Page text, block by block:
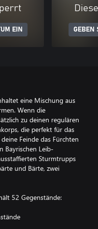
EIN GEBEN
eine Mischung aus
Wenn die
zu deinen regulären
die perfekt für das
Feinde das Fürchten
Bayrischen Leib-
Sturmtrupps
und Bärte, zwei
52 Gegenstände: